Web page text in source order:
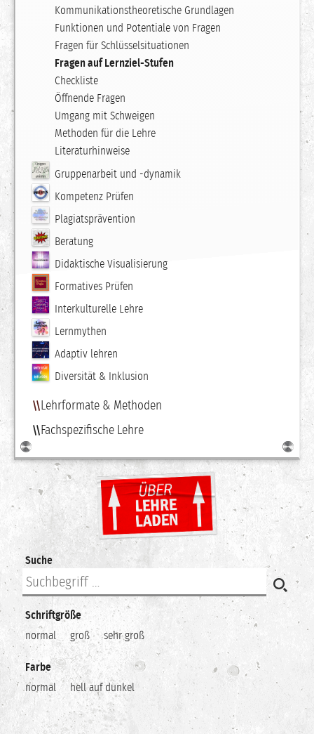
Kommunikationstheoretische Grundlagen
Funktionen und Potentiale von Fragen
Fragen für Schlüsselsituationen
Fragen auf Lernziel-Stufen
Checkliste
Öffnende Fragen
Umgang mit Schweigen
Methoden für die Lehre
Literaturhinweise
Gruppenarbeit und -dynamik
Kompetenz Prüfen
Plagiatsprävention
Beratung
Didaktische Visualisierung
Formatives Prüfen
Interkulturelle Lehre
Lernmythen
Adaptiv lehren
Diversität & Inklusion
Lehrformate & Methoden
Fachspezifische Lehre
Suche
Schriftgröße
normal
groß sehr groß
Farbe
normal
hell auf dunkel